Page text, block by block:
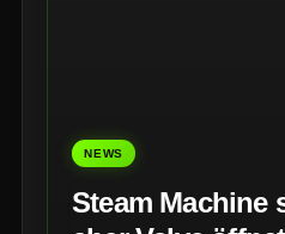
NEWS
Steam Machine